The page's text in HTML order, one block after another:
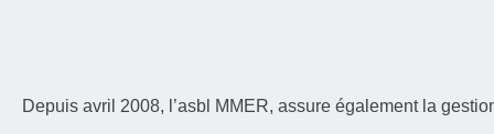
Depuis avril 2008, l’asbl MMER, assure également la